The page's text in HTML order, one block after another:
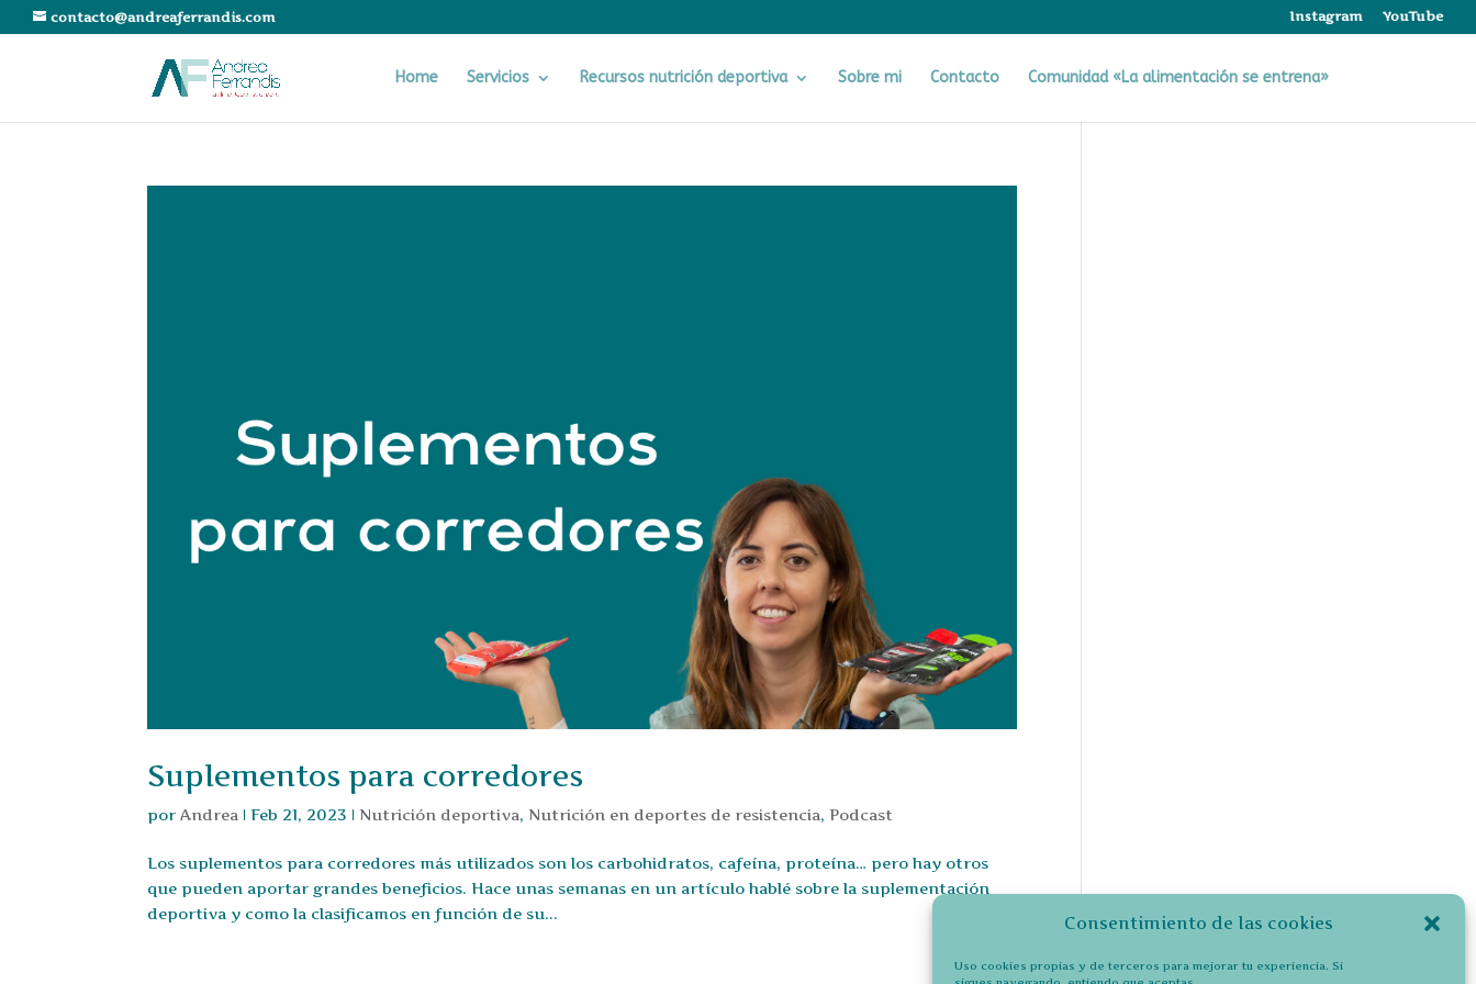
Consentimiento de las cookies
Uso cookies propias y de terceros para mejorar tu experiencia. Si
contacto@andreaferrandis.com Instagram YouTube
Home Servicios Recursos nutrición deportiva Sobre mi Contacto Comunidad «La alimentación se entrena»
Suplementos para corredores
porAndrea |Feb 21, 2023 |Nutrición deportiva,Nutrición en deportes de resistencia,Podcast
Los suplementos para corredores más utilizados son los carbohidratos, cafeína, proteína… pero hay otros
que pueden aportar grandes beneficios. Hace unas semanas en un artículo hablé sobre la suplementación
deportiva y como la clasificamos en función de su...